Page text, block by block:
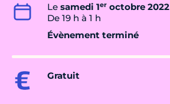
Le samedi 1er octobre 2022
De 19 h à 1 h
Évènement terminé
Gratuit